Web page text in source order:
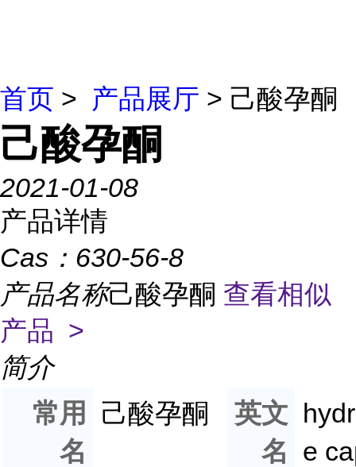
首页 > 产品展厅 > 己酸孕酮
己酸孕酮
2021-01-08
产品详情
Cas： 630-56-8
产品名称己酸孕酮 查看相似
产品 >
简介
常用
名
己酸孕酮
英文
名
e